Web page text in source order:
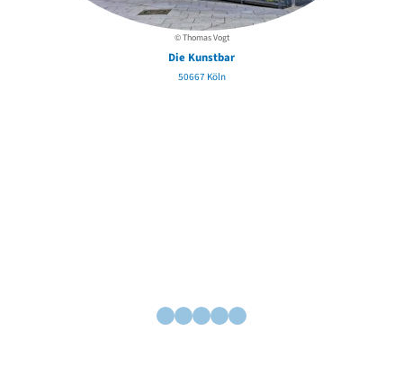
© Thomas Vogt
Die Kunstbar
50667 Köln